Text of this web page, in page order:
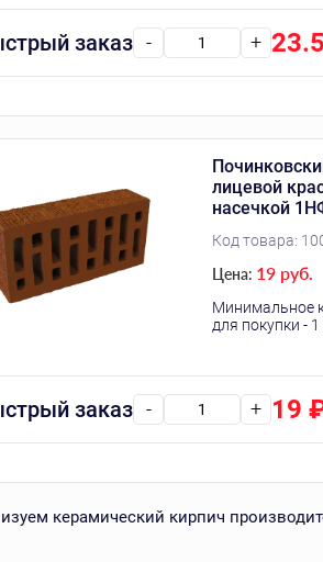
заказ - +
лицевой
насечкой
Код товара:
Цена: 19 руб.
Минимальное
для покупки -
заказ - + 19
керамический кирпич